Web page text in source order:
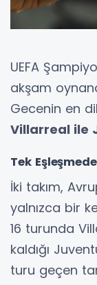
UEFA
akşam
Gecenin en
Villarreal ile
Tek
İki takım,
yalnızca bir
16 turunda
kaldığı
turu geçen